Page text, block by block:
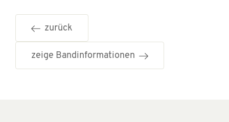
zurück
zeige Bandinformationen